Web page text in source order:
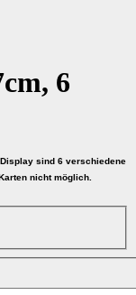
6
sind 6 verschiedene
nicht möglich.